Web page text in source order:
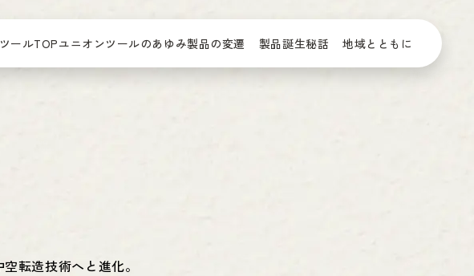
ールTOPユニオンツールのあゆみ製品の変遷 製品誕生秘話 地域とともに
転造技術へと進化。